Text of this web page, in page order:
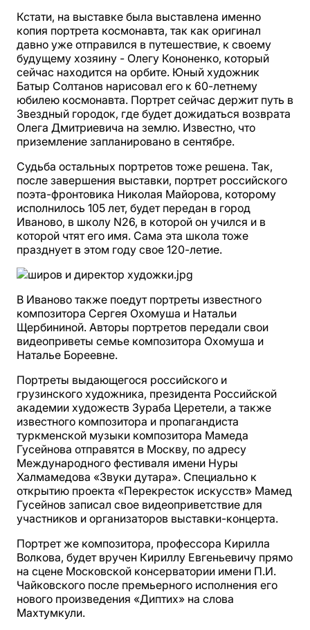
Кстати, на выставке была выставлена именно
копия портрета космонавта, так как оригинал
давно уже отправился в путешествие, к своему
будущему хозяину - Олегу Кононенко, который
сейчас находится на орбите. Юный художник
Батыр Солтанов нарисовал его к 60-летнему
юбилею космонавта. Портрет сейчас держит путь в
Звездный городок, где будет дожидаться возврата
Олега Дмитриевича на землю. Известно, что
приземление запланировано в сентябре.
Судьба остальных портретов тоже решена. Так,
после завершения выставки, портрет российского
поэта-фронтовика Николая Майорова, которому
исполнилось 105 лет, будет передан в город
Иваново, в школу N26, в которой он учился и в
которой чтят его имя. Сама эта школа тоже
празднует в этом году свое 120-летие.
В Иваново также поедут портреты известного
композитора Сергея Охомуша и Натальи
Щербининой. Авторы портретов передали свои
видеоприветы семье композитора Охомуша и
Наталье Бореевне.
Портреты выдающегося российского и
грузинского художника, президента Российской
академии художеств Зураба Церетели, а также
известного композитора и пропагандиста
туркменской музыки композитора Мамеда
Гусейнова отправятся в Москву, по адресу
Международного фестиваля имени Нуры
Халмамедова «Звуки дутара». Специально к
открытию проекта «Перекресток искусств» Мамед
Гусейнов записал свое видеоприветствие для
участников и организаторов выставки-концерта.
Портрет же композитора, профессора Кирилла
Волкова, будет вручен Кириллу Евгеньевичу прямо
на сцене Московской консерватории имени П.И.
Чайковского после премьерного исполнения его
нового произведения «Диптих» на слова
Махтумкули.